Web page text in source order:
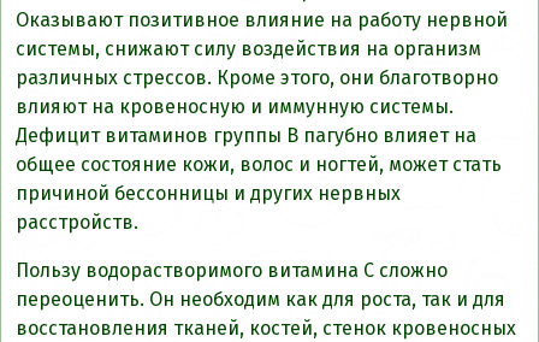
Оказывают позитивное влияние на работу нервной
системы, снижают силу воздействия на организм
различных стрессов. Кроме этого, они благотворно
влияют на кровеносную и иммунную системы.
Дефицит витаминов группы В пагубно влияет на
общее состояние кожи, волос и ногтей, может стать
причиной бессонницы и других нервных
расстройств.
Пользу водорастворимого витамина С сложно
переоценить. Он необходим как для роста, так и для
восстановления тканей, костей, стенок кровеносных